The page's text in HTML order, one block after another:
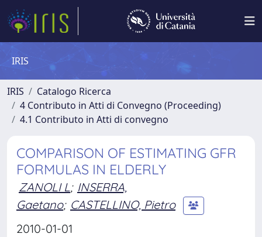
IRIS
IRIS
Catalogo Ricerca
4 Contributo in Atti di Convegno (Proceeding)
4.1 Contributo in Atti di convegno
COMPARISON OF ESTIMATING GFR
FORMULAS IN ELDERLY
ZANOLI L; INSERRA,
Gaetano; CASTELLINO, Pietro
2010-01-01